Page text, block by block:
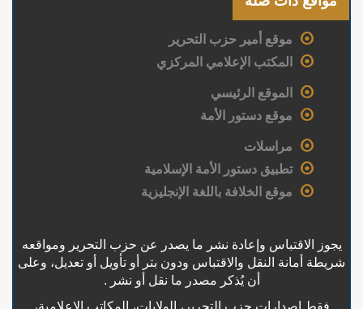
موقع أمير حزب التحرير
المكتب الإعلامي المركزي
الموقع الرئيسي
موقع دستور الأمة
مراسلات
تطبيق دستور الأمة الإسلامية
موقع الخلافة باللغة الإنجليزية
يجوز الاقتباس وإعادة نشر ما يصدر عن حزب التحرير ومواقعه
شريطة أمانة النقل والاقتباس ودون بتر أو تأويل أو تعديل، وعلى
أن يُذكر مصدر ما نقل أو نشر .
فقط إصدارات حزب التحرير، الولايات، المكاتب الإعلامية،